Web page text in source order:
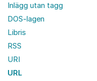
Inlägg utan tagg
DOS-lagen
Libris
RSS
URI
URL